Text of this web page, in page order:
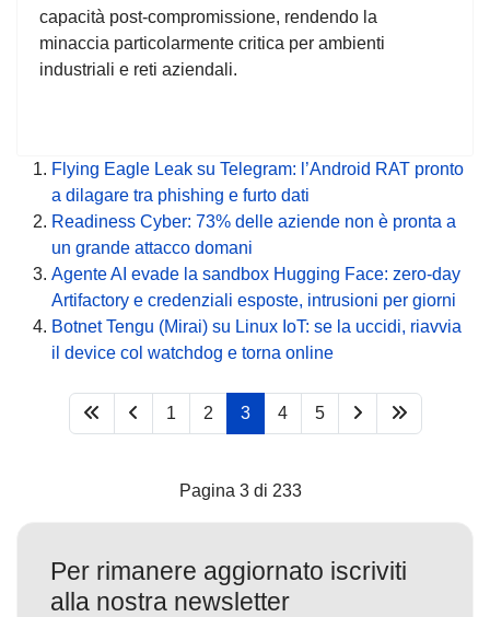
capacità post-compromissione, rendendo la
minaccia particolarmente critica per ambienti
industriali e reti aziendali.
Flying Eagle Leak su Telegram: l’Android RAT pronto
a dilagare tra phishing e furto dati
Readiness Cyber: 73% delle aziende non è pronta a
un grande attacco domani
Agente AI evade la sandbox Hugging Face: zero-day
Artifactory e credenziali esposte, intrusioni per giorni
Botnet Tengu (Mirai) su Linux IoT: se la uccidi, riavvia
il device col watchdog e torna online
Pagina 3 di 233
1 2 3 4 5
Per rimanere aggiornato iscriviti
alla nostra newsletter